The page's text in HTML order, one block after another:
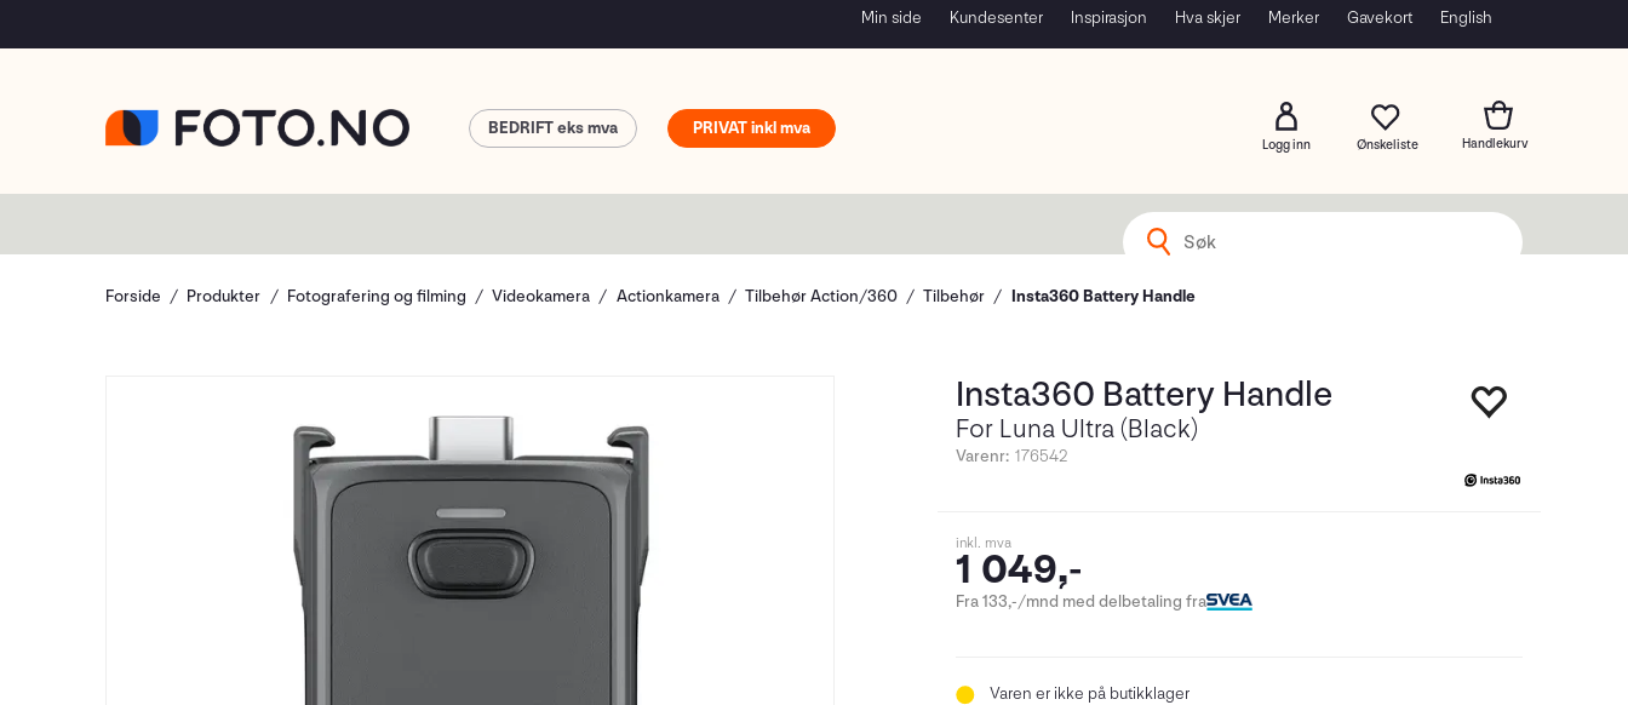
Min side Kundesenter Inspirasjon Hva skjer Merker Gavekort English
Logg inn
PRIVAT
BEDRIFT
Forside Produkter Fotografering og filming Videokamera Actionkamera Tilbehør Action/360 Tilbehør Insta360 Battery Handle
Insta360 Battery Handle
For Luna Ultra (Black)
Varenr: 176542
inkl. mva
1 049,-
Fra 133,-/mnd med delbetaling fra
Varen er ikke på butikklager